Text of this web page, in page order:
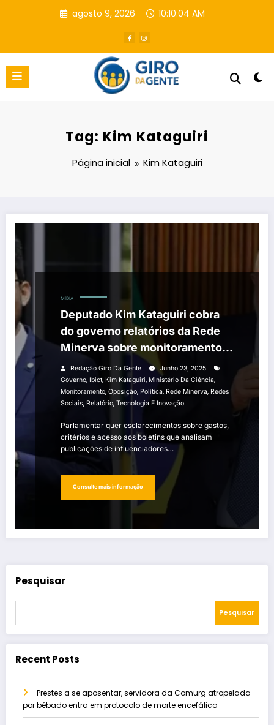
agosto 9, 2026 10:10:05 AM
Tag: Kim Kataguiri
Página inicial Kim Kataguiri
MÍDIA
Deputado Kim Kataguiri cobra
do governo relatórios da Rede
Minerva sobre monitoramento
de opositores
Redação Giro Da Gente
Junho 23, 2025
Governo, Ibict, Kim Kataguiri, Ministério Da Ciência,
Monitoramento, Oposição, Política, Rede Minerva, Redes
Sociais, Relatório, Tecnologia E Inovação
Parlamentar quer esclarecimentos sobre gastos,
critérios e acesso aos boletins que analisam
publicações de influenciadores…
Consulte mais informação
Pesquisar
Pesquisar
Recent Posts
Prestes a se aposentar, servidora da Comurg atropelada
por bêbado entra em protocolo de morte encefálica